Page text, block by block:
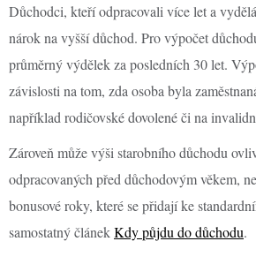
Důchodci, kteří odpracovali více let a
nárok na vyšší důchod. Pro výpočet
průměrný výdělek za posledních 30 let.
závislosti na tom, zda osoba byla
například rodičovské dovolené či na
Zároveň může výši starobního důchodu
odpracovaných před důchodovým věkem,
bonusové roky, které se přidají ke
samostatný článekKdy půjdu do důchodu.